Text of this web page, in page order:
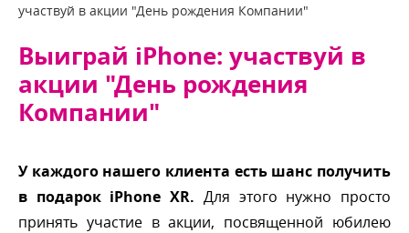
участвуй в акции "День рождения Компании"
ыиграй iPhone: участвуй
акции "День рождения
Компании"
У каждого нашего клиента есть шанс получить
подарок iPhone XR. Для этого нужно просто
принять участие в акции, посвященной юбилею